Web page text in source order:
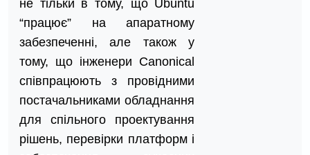
не тільки в тому, що Ubuntu
“працює” на апаратному
забезпеченні, але також у
тому, що інженери Canonical
співпрацюють з провідними
постачальниками обладнання
для спільного проектування
рішень, перевірки платформ і